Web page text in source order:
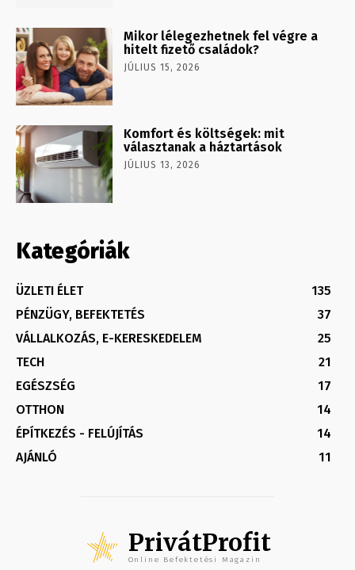
Mikor lélegezhetnek fel végre a
hitelt fizető családok?
JÚLIUS 15, 2026
Komfort és költségek: mit
választanak a háztartások
JÚLIUS 13, 2026
Kategóriák
ÜZLETI ÉLET
135
PÉNZÜGY, BEFEKTETÉS
37
VÁLLALKOZÁS, E-KERESKEDELEM
25
TECH
21
EGÉSZSÉG
17
OTTHON
14
ÉPÍTKEZÉS - FELÚJÍTÁS
14
AJÁNLÓ
11
PrivátProfit
Online Befektetési Magazin